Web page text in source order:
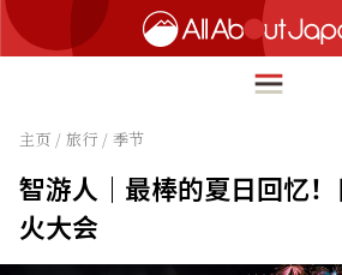
HOME
主页 / 旅行 / 季节
智游人｜最棒的夏日回忆
火大会